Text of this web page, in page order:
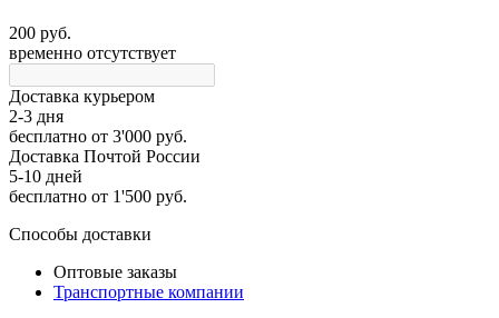
200 руб.
временно отсутствует
Доставка курьером
2-3 дня
бесплатно от 3'000 руб.
Доставка Почтой России
5-10 дней
бесплатно от 1'500 руб.
Способы доставки
Оптовые заказы
Транспортные компании